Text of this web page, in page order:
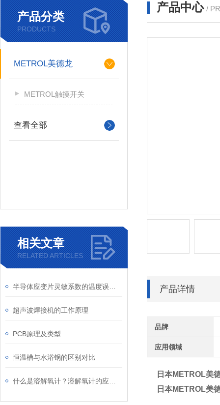
产品分类
PRODUCTS
METROL美德龙
METROL触摸开关
查看全部
相关文章
RELATED ARTICLES
超声波焊接机的工作原理
PCB原理及类型
恒温槽与水浴锅的区别对比
产品中心 /
产品详情
品牌
应用领域
日本METROL美
日本METROL美